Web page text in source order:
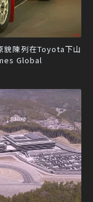
貌陳列在Toyota下山
Global